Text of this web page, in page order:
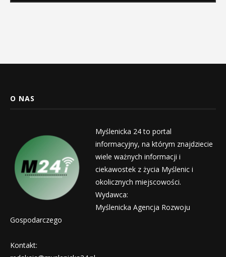
O NAS
Myślenicka 24 to portal
informacyjny, na którym znajdziecie
wiele ważnych informacji i
ciekawostek z życia Myślenic i
okolicznych miejscowości.
Wydawca:
Myślenicka Agencja Rozwoju
Gospodarczego
Kontakt: